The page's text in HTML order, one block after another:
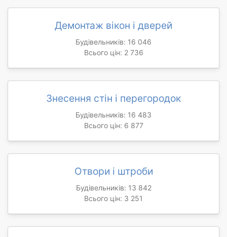
Демонтаж вікон і дверей
Будівельників: 16 046
Всього цін: 2 736
Знесення стін і перегородок
Будівельників: 16 483
Всього цін: 6 877
Отвори і штроби
Будівельників: 13 842
Всього цін: 3 251